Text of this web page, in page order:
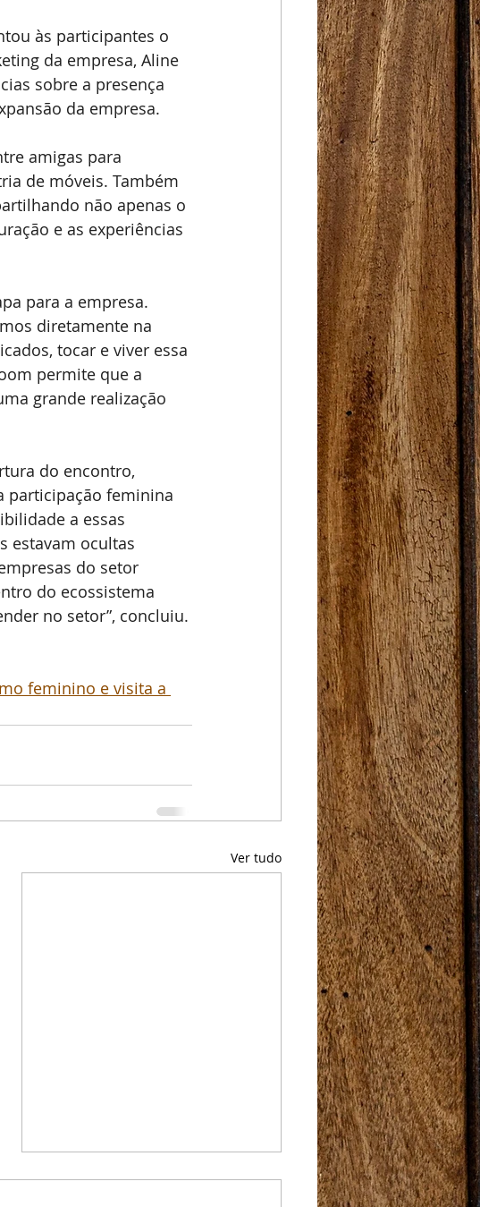
às participantes o
da empresa, Aline
sobre a presença
da empresa.
amigas para
de móveis. Também
não apenas o
e as experiências
para a empresa.
diretamente na
tocar e viver essa
permite que a
grande realização
do encontro,
participação feminina
a essas
estavam ocultas
do setor
do ecossistema
no setor”, concluiu.
feminino e visita a
Ver tudo